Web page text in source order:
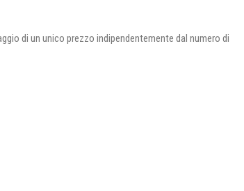
di un unico prezzo indipendentemente dal numero di